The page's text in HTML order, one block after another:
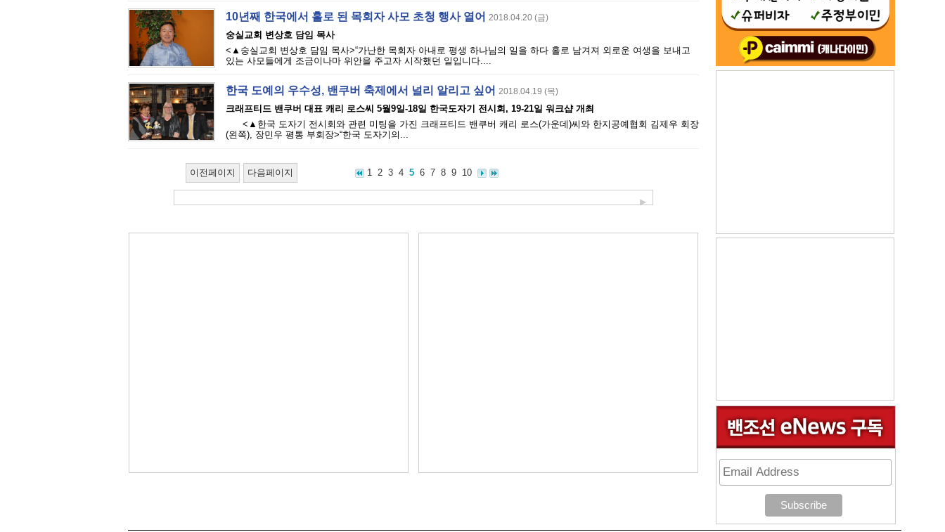
10년째 한국에서 홀로 된 목회자 사모 초청 행사 열어 2018.04.20 (금)
숭실교회 변상호 담임 목사
<▲숭실교회 변상호 담임 목사>“가난한 목회자 아내로 평생 하나님의 일을 하다 홀로 남겨져 외로운 여생을 보내고
있는 사모들에게 조금이나마 위안을 주고자 시작했던 일입니다....
한국 도예의 우수성, 밴쿠버 축제에서 널리 알리고 싶어 2018.04.19 (목)
크래프티드 밴쿠버 대표 캐리 로스씨 5월9일-18일 한국도자기 전시회, 19-21일 워크샵 개최
<▲한국 도자기 전시회와 관련 미팅을 가진 크래프티드 밴쿠버 캐리 로스(가운데)씨와 한지공예협회 김제우 회장
(왼쪽), 장민우 평통 부회장>“한국 도자기의...
이전페이지 다음페이지 1 2 3 4 5 6 7 8 9 10